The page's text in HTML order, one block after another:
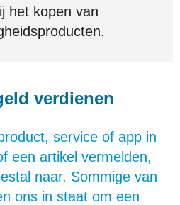
het kopen van
verdienen
service of app in
een artikel vermelden,
naar. Sommige van
ons in staat om een